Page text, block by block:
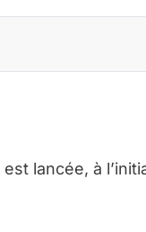
est lancée, à